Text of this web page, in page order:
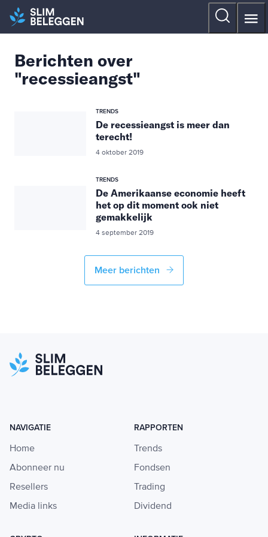
Berichten over
"recessieangst"
TRENDS
De recessieangst is meer dan
terecht!
4 oktober 2019
TRENDS
De Amerikaanse economie heeft
het op dit moment ook niet
gemakkelijk
4 september 2019
Meer berichten
NAVIGATIE
Home
Abonneer nu
Resellers
Media links
RAPPORTEN
Trends
Fondsen
Trading
Dividend